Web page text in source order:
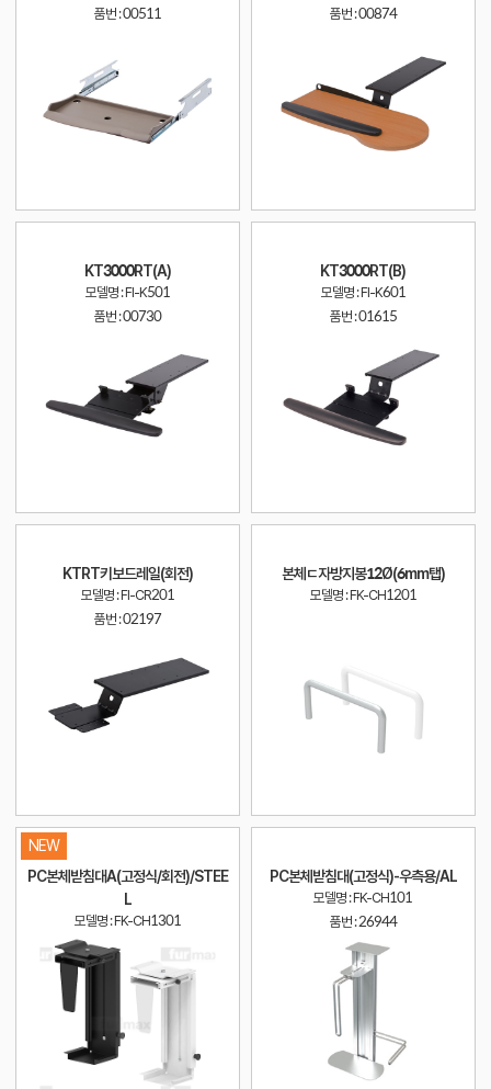
품번 :00511
품번 :00874
KT3000RT(A)
모델명 : FI-K501
품번 :00730
KT3000RT(B)
모델명 : FI-K601
품번 :01615
KTRT키보드레일(회전)
모델명 : FI-CR201
품번 :02197
본체ㄷ자방지봉12Ø(6mm탭)
모델명 : FK-CH1201
NEW
PC본체받침대A(고정식/회전)/STEE
L
모델명 : FK-CH1301
PC본체받침대(고정식)-우측용/AL
모델명 : FK-CH101
품번 :26944